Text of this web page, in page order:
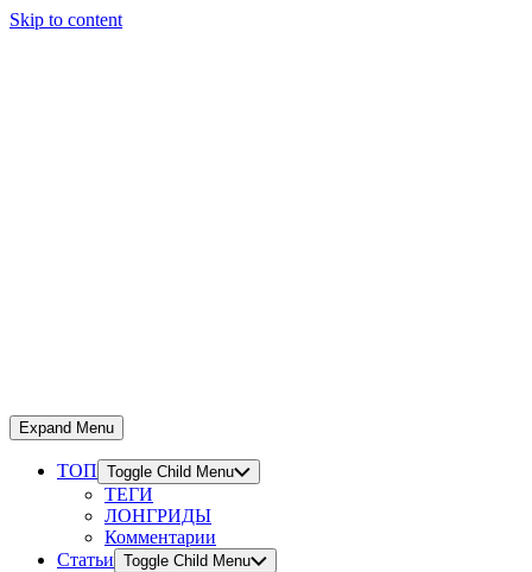
Skip to content
Expand Menu
ТОП Toggle Child Menu
ТЕГИ
ЛОНГРИДЫ
Комментарии
Статьи Toggle Child Menu